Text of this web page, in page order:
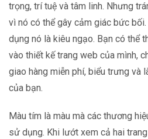
trọng, trí tuệ và tâm linh. Nhưng
vì nó có thể gây cảm giác bức
dụng nó là kiêu ngạo. Bạn có thể
vào thiết kế trang web của mình,
giao hàng miễn phí, biểu trưng và
của bạn.
Màu tím là màu mà các thương
sử dụng. Khi lướt xem cả hai